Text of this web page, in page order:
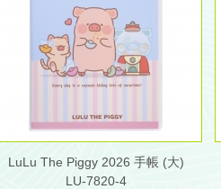
LuLu The Piggy 2026 手帳 (大)
LU-7820-4